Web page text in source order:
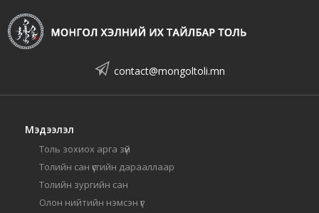
contact@mongoltoli.mn
Мэдээлэл
Толь зохиох арга зүй
Толийн сан үсгийн дарааллаар
Толийн зургийн сан
Олон нийтийн нэмсэн үг